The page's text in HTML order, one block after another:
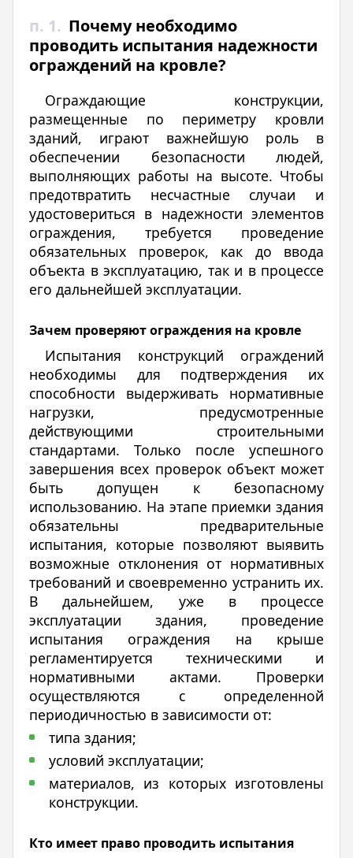
п. 1. Почему необходимо
проводить испытания надежности
ограждений на кровле?
Ограждающие конструкции,
размещенные по периметру кровли
зданий, играют важнейшую роль в
обеспечении безопасности людей,
выполняющих работы на высоте. Чтобы
предотвратить несчастные случаи и
удостовериться в надежности элементов
ограждения, требуется проведение
обязательных проверок, как до ввода
объекта в эксплуатацию, так и в процессе
его дальнейшей эксплуатации.
Зачем проверяют ограждения на кровле
Испытания конструкций ограждений
необходимы для подтверждения их
способности выдерживать нормативные
нагрузки, предусмотренные
действующими строительными
стандартами. Только после успешного
завершения всех проверок объект может
быть допущен к безопасному
использованию. На этапе приемки здания
обязательны предварительные
испытания, которые позволяют выявить
возможные отклонения от нормативных
требований и своевременно устранить их.
В дальнейшем, уже в процессе
эксплуатации здания, проведение
испытания ограждения на крыше
регламентируется техническими и
нормативными актами. Проверки
осуществляются с определенной
периодичностью в зависимости от:
типа здания;
условий эксплуатации;
материалов, из которых изготовлены
конструкции.
Кто имеет право проводить испытания